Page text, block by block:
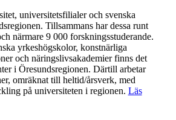
universitetsfilialer och svenska
Tillsammans har dessa runt
närmare 9 000 forskningsstuderande.
yrkeshögskolor, konstnärliga
och näringslivsakademier finns det
i Öresundsregionen. Därtill arbetar
omräknat till heltid/årsverk, med
på universiteten i regionen. Läs